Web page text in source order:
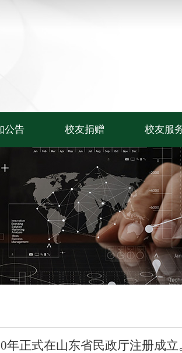
公告 校友捐赠 校友服
年正式在山东省民政厅注册成立